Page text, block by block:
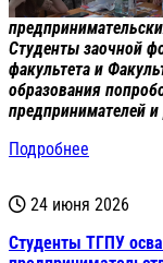
Студенты заочной
факультета и
образования
предпринимателей
Подробнее
24 июня 2026
Студенты ТГПУ